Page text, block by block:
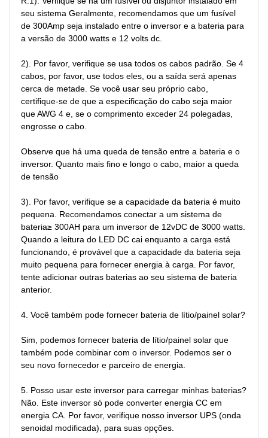
seu sistema Geralmente, recomendamos que um fusível
de 300Amp seja instalado entre o inversor e a bateria para
a versão de 3000 watts e 12 volts dc.
2). Por favor, verifique se usa todos os cabos padrão. Se 4
cabos, por favor, use todos eles, ou a saída será apenas
cerca de metade. Se você usar seu próprio cabo,
certifique-se de que a especificação do cabo seja maior
que AWG 4 e, se o comprimento exceder 24 polegadas,
engrosse o cabo.
Observe que há uma queda de tensão entre a bateria e o
inversor. Quanto mais fino e longo o cabo, maior a queda
de tensão
3). Por favor, verifique se a capacidade da bateria é muito
pequena. Recomendamos conectar a um sistema de
bateria≥ 300AH para um inversor de 12vDC de 3000 watts.
Quando a leitura do LED DC cai enquanto a carga está
funcionando, é provável que a capacidade da bateria seja
muito pequena para fornecer energia à carga. Por favor,
tente adicionar outras baterias ao seu sistema de bateria
anterior.
4. Você também pode fornecer bateria de lítio/painel solar?
Sim, podemos fornecer bateria de lítio/painel solar que
também pode combinar com o inversor. Podemos ser o
seu novo fornecedor e parceiro de energia.
5. Posso usar este inversor para carregar minhas baterias?
Não. Este inversor só pode converter energia CC em
energia CA. Por favor, verifique nosso inversor UPS (onda
senoidal modificada), para suas opções.